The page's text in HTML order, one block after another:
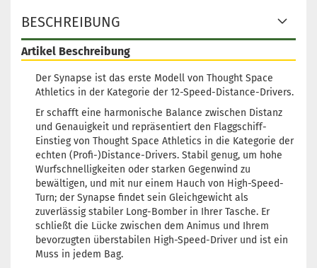
BESCHREIBUNG
Artikel Beschreibung
Der Synapse ist das erste Modell von Thought Space
Athletics in der Kategorie der 12-Speed-Distance-Drivers.
Er schafft eine harmonische Balance zwischen Distanz
und Genauigkeit und repräsentiert den Flaggschiff-
Einstieg von Thought Space Athletics in die Kategorie der
echten (Profi-)Distance-Drivers. Stabil genug, um hohe
Wurfschnelligkeiten oder starken Gegenwind zu
bewältigen, und mit nur einem Hauch von High-Speed-
Turn; der Synapse findet sein Gleichgewicht als
zuverlässig stabiler Long-Bomber in Ihrer Tasche. Er
schließt die Lücke zwischen dem Animus und Ihrem
bevorzugten überstabilen High-Speed-Driver und ist ein
Muss in jedem Bag.